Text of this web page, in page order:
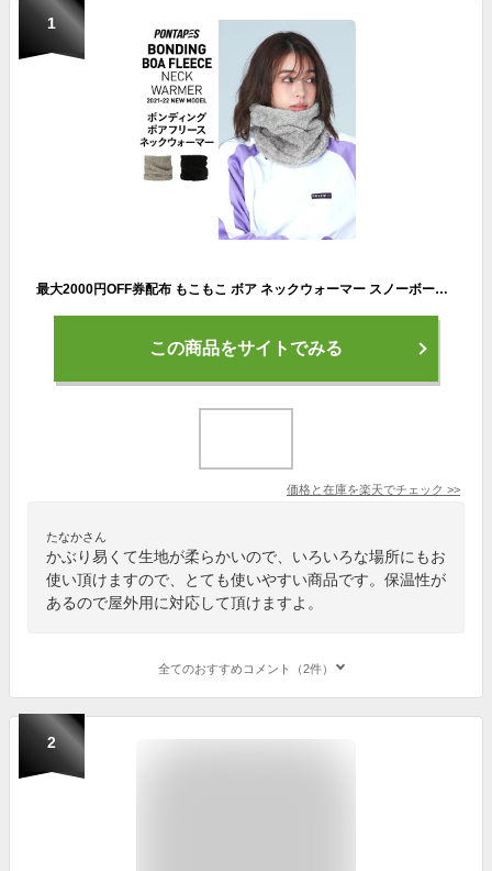
1
最大2000円OFF券配布 もこもこ ボア ネックウォーマー スノーボード スキー フリース ネックガード 登山 トレッキング 防寒 防風 極暖 バイク 自転車 通勤 スポーツ アウトドア にも PONB-132 冬用 マスク
この商品をサイトでみる
価格と在庫を楽天でチェック >>
たなかさん
かぶり易くて生地が柔らかいので、いろいろな場所にもお
使い頂けますので、とても使いやすい商品です。保温性が
あるので屋外用に対応して頂けますよ。
全てのおすすめコメント（2件）
2